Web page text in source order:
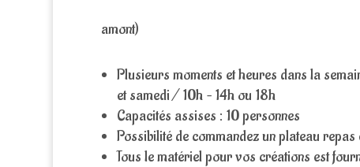
amont)
Plusieurs moments et heures dans la
et samedi / 10h – 14h ou 18h
Capacités assises : 10 personnes
Possibilité de commandez un plateau
Tous le matériel pour vos créations est